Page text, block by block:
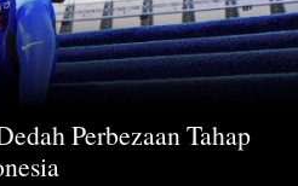
Perbezaan Tahap